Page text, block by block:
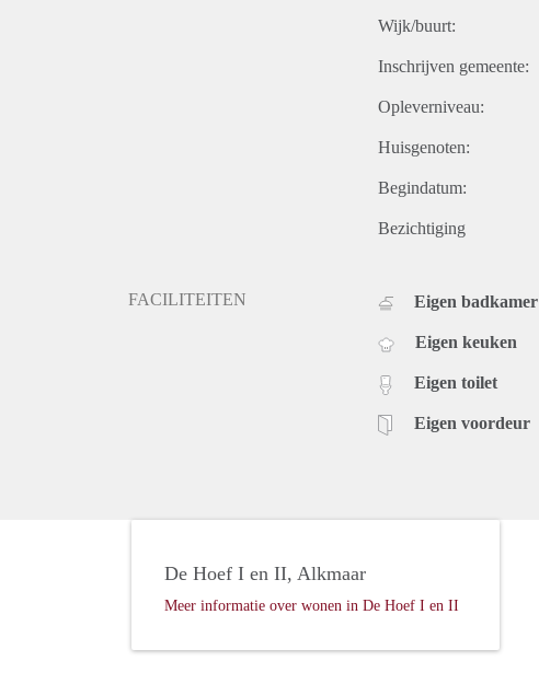
Wijk/buurt:
Inschrijven gemeente:
Opleverniveau:
Huisgenoten:
Begindatum:
Bezichtiging
FACILITEITEN Eigen badkamer
Eigen keuken
Eigen toilet
Eigen voordeur
De Hoef I en II, Alkmaar
Meer informatie over wonen in De Hoef I en II